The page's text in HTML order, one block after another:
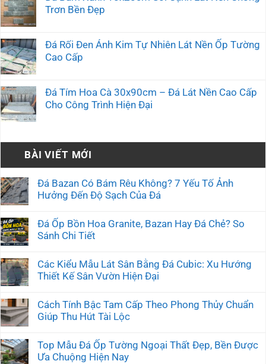
Trơn Bền Đẹp
Đá Rối Đen Ánh Kim Tự Nhiên Lát Nền Ốp Tường
Cao Cấp
Đá Tím Hoa Cà 30x90cm – Đá Lát Nền Cao Cấp
Cho Công Trình Hiện Đại
BÀI VIẾT MỚI
Đá Bazan Có Bám Rêu Không? 7 Yếu Tố Ảnh
Hưởng Đến Độ Sạch Của Đá
Đá Ốp Bồn Hoa Granite, Bazan Hay Đá Chẻ? So
Sánh Chi Tiết
Các Kiểu Mẫu Lát Sân Bằng Đá Cubic: Xu Hướng
Thiết Kế Sân Vườn Hiện Đại
Cách Tính Bậc Tam Cấp Theo Phong Thủy Chuẩn
Giúp Thu Hút Tài Lộc
Top Mẫu Đá Ốp Tường Ngoại Thất Đẹp, Bền Được
Ưa Chuộng Hiện Nay